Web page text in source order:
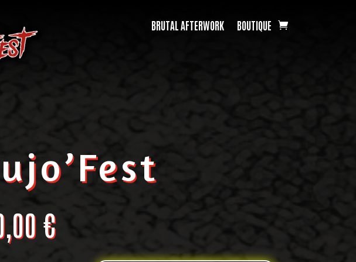
BRUTAL AFTERWORK BOUTIQUE
€